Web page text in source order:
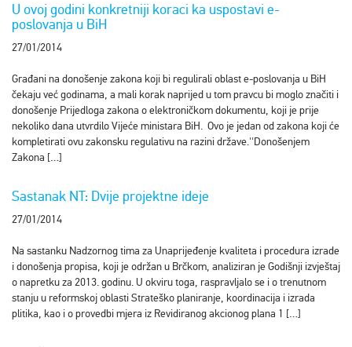
U ovoj godini konkretniji koraci ka uspostavi e-
poslovanja u BiH
27/01/2014
Građani na donošenje zakona koji bi regulirali oblast e-poslovanja u BiH
čekaju već godinama, a mali korak naprijed u tom pravcu bi moglo značiti i
donošenje Prijedloga zakona o elektroničkom dokumentu, koji je prije
nekoliko dana utvrdilo Vijeće ministara BiH. Ovo je jedan od zakona koji će
kompletirati ovu zakonsku regulativu na razini države.''Donošenjem
Zakona […]
Sastanak NT: Dvije projektne ideje
27/01/2014
Na sastanku Nadzornog tima za Unaprijeđenje kvaliteta i procedura izrade
i donošenja propisa, koji je održan u Brčkom, analiziran je Godišnji izvještaj
o napretku za 2013. godinu. U okviru toga, raspravljalo se i o trenutnom
stanju u reformskoj oblasti Strateško planiranje, koordinacija i izrada
plitika, kao i o provedbi mjera iz Revidiranog akcionog plana 1 […]